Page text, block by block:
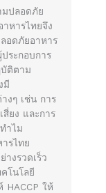
ปลอดภัย
าหารไทยจึง
อดภัยอาหาร
ระกอบการ
บัติตาม
มี
งๆ เช่น การ
สี่ยง และการ
ำไม
รไทย
างรวดเร็ว
โนโลยี
HACCP ให้